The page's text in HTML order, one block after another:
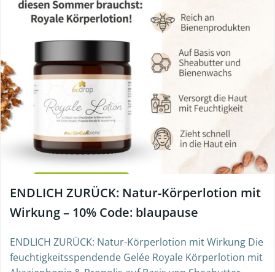
ENDLICH ZURÜCK: Natur-Körperlotion mit
Wirkung – 10% Code: blaupause
ENDLICH ZURÜCK: Natur-Körperlotion mit Wirkung Die
feuchtigkeitsspendende Gelée Royale Körperlotion mit